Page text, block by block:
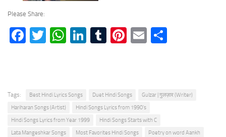
Please Share:
Facebook
TwitterWhatsApp
LinkedIn
Tumblr
Pinterest
Email
Tags: Best Hindi Lyrics Songs Duet Hindi Songs
Gulzar | गुलज़ार (Writer)
Hariharan Songs (Artist)
Hindi Songs Lyrics from 1990's
Hindi Songs Lyrics from Year 1999
Hindi Songs Starts with C
Lata Mangeshkar Songs
Most Favorites Hindi Songs
Poetry on word Aankh